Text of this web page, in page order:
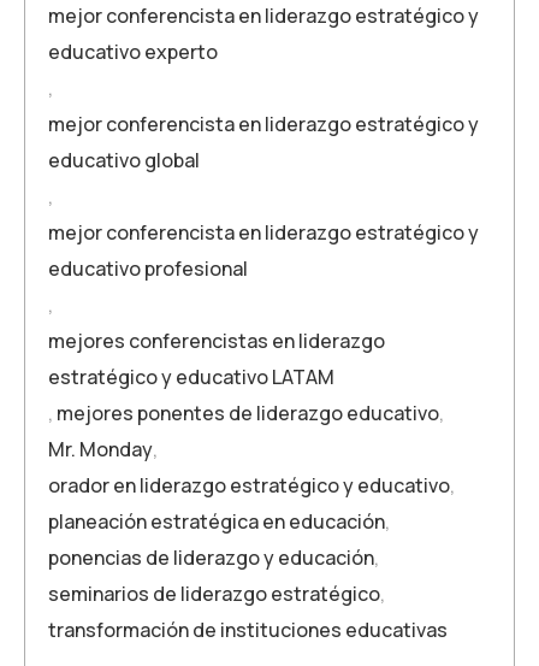
mejor conferencista en liderazgo estratégico y
educativo experto
,
mejor conferencista en liderazgo estratégico y
educativo global
,
mejor conferencista en liderazgo estratégico y
educativo profesional
,
mejores conferencistas en liderazgo
estratégico y educativo LATAM
, mejores ponentes de liderazgo educativo,
Mr. Monday,
orador en liderazgo estratégico y educativo,
planeación estratégica en educación,
ponencias de liderazgo y educación,
seminarios de liderazgo estratégico,
transformación de instituciones educativas